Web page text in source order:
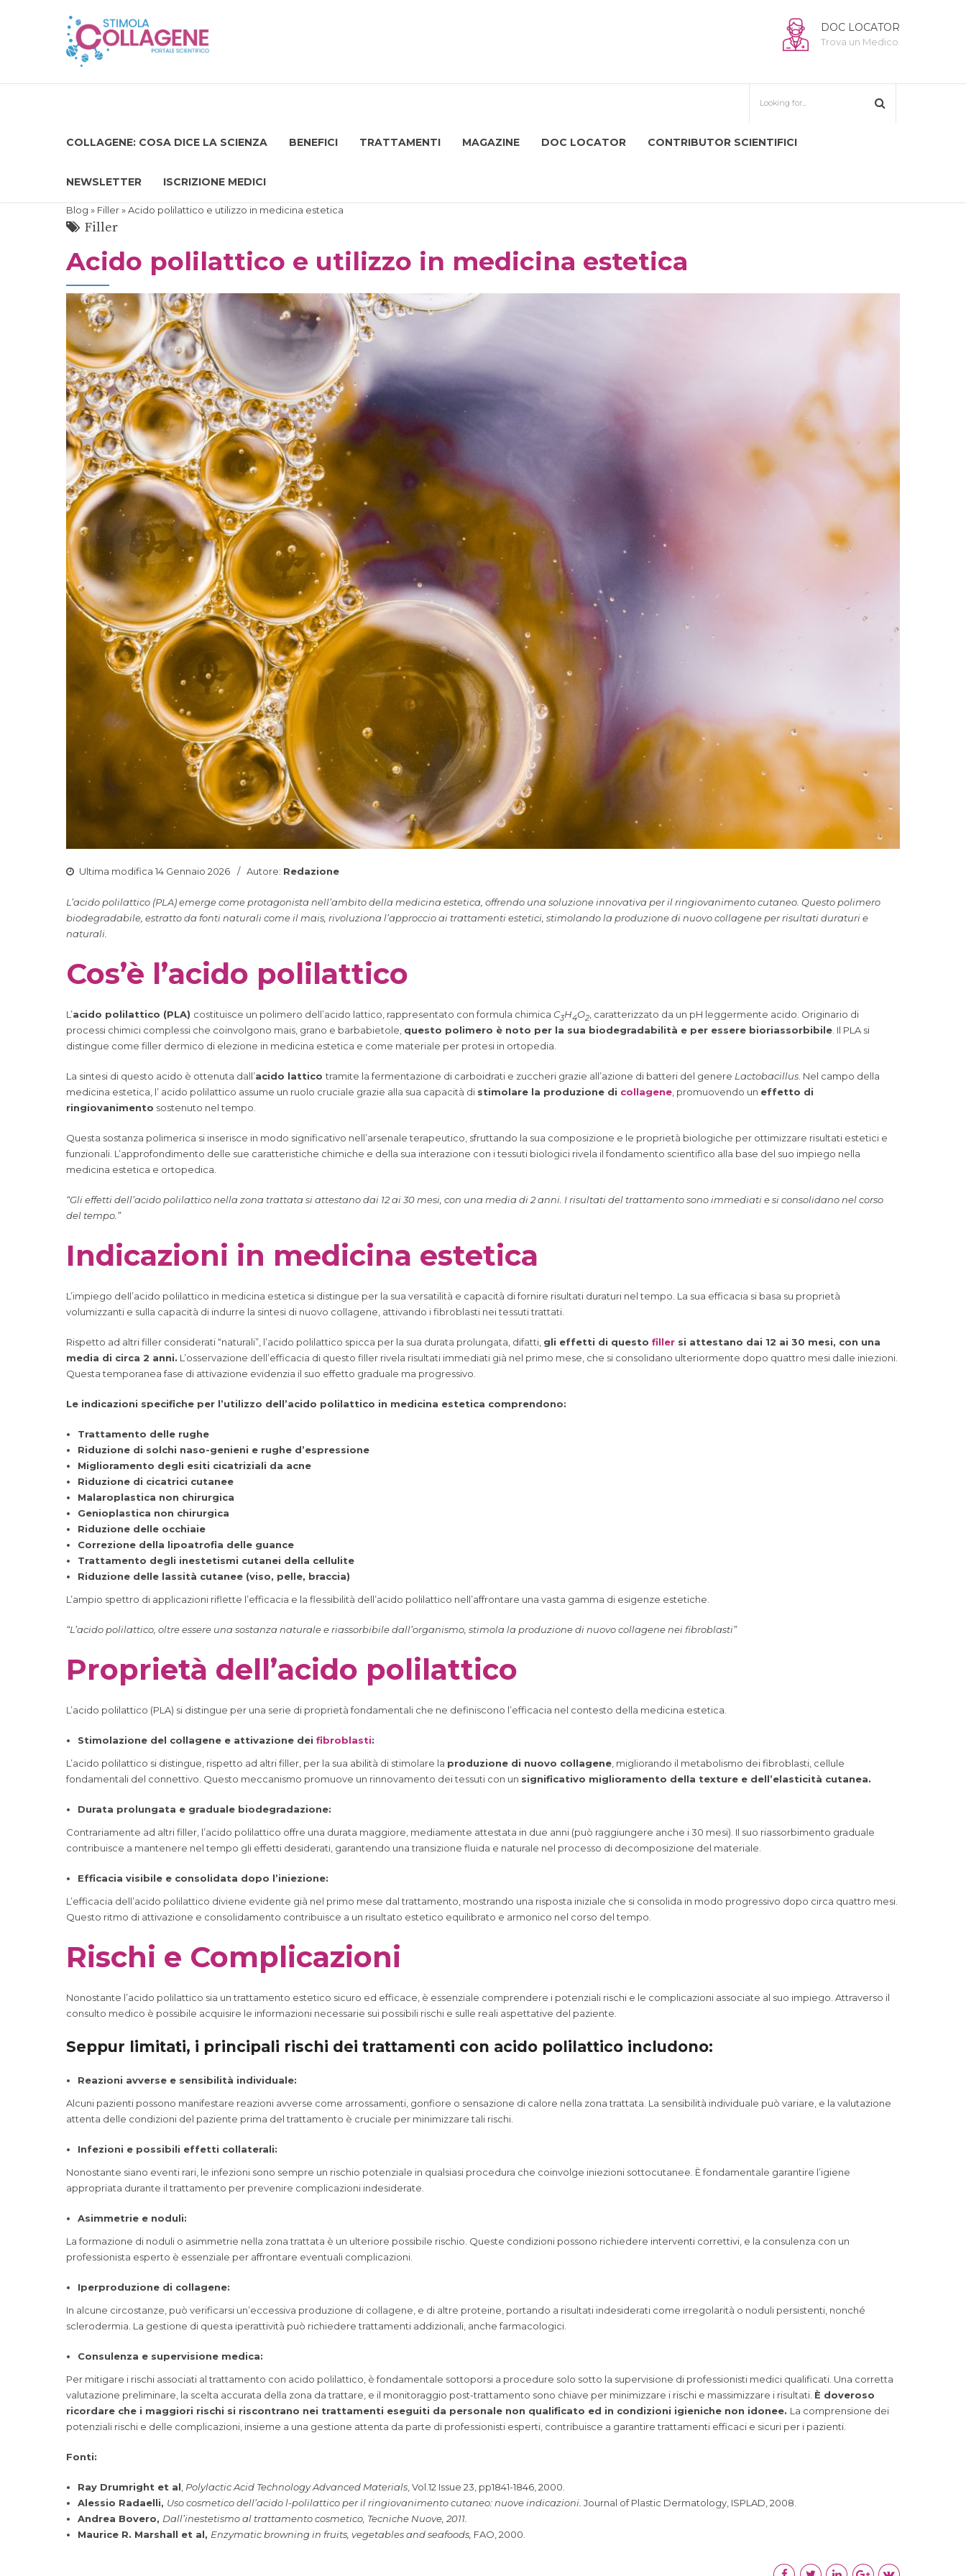
DOC LOCATOR
Trova un Medico
COLLAGENE: COSA DICE LA SCIENZA BENEFICI TRATTAMENTI MAGAZINE DOC LOCATOR CONTRIBUTOR SCIENTIFICI
NEWSLETTER ISCRIZIONE MEDICI
Blog » Filler» Acido polilattico e utilizzo in medicina estetica
Filler
Acido polilattico e utilizzo in medicina estetica
Ultima modifica 14 Gennaio 2026 Autore: Redazione
L’acido polilattico (PLA) emerge come protagonista nell’ambito della medicina estetica, offrendo una soluzione innovativa per il ringiovanimento cutaneo. Questo polimero
biodegradabile, estratto da fonti naturali come il mais, rivoluziona l’approccio ai trattamenti estetici, stimolando la produzione di nuovo collagene per risultati duraturi e
naturali.
Cos’è l’acido polilattico
L’acido polilattico (PLA) costituisce un polimero dell’acido lattico, rappresentato con formula chimica C3H4O2, caratterizzato da un pH leggermente acido. Originario di
processi chimici complessi che coinvolgono mais, grano e barbabietole, questo polimero è noto per la sua biodegradabilità e per essere bioriassorbibile. Il PLA si
distingue come filler dermico di elezione in medicina estetica e come materiale per protesi in ortopedia.
La sintesi di questo acido è ottenuta dall’acido latticotramite la fermentazione di carboidrati e zuccheri grazie all’azione di batteri del genere Lactobacillus. Nel campo della
medicina estetica, l’ acido polilattico assume un ruolo cruciale grazie alla sua capacità di stimolare la produzione di collagene, promuovendo un effetto di
ringiovanimento sostenuto nel tempo.
Questa sostanza polimerica si inserisce in modo significativo nell’arsenale terapeutico, sfruttando la sua composizione e le proprietà biologiche per ottimizzare risultati estetici e
funzionali. L’approfondimento delle sue caratteristiche chimiche e della sua interazione con i tessuti biologici rivela il fondamento scientifico alla base del suo impiego nella
medicina estetica e ortopedica.
“Gli effetti dell’acido polilattico nella zona trattata si attestano dai 12 ai 30 mesi, con una media di 2 anni. I risultati del trattamento sono immediati e si consolidano nel corso
del tempo.”
Indicazioni in medicina estetica
L’impiego dell’acido polilattico in medicina estetica si distingue per la sua versatilità e capacità di fornire risultati duraturi nel tempo. La sua efficacia si basa su proprietà
volumizzanti e sulla capacità di indurre la sintesi di nuovo collagene, attivando i fibroblasti nei tessuti trattati.
Rispetto ad altri filler considerati “naturali”, l’acido polilattico spicca per la sua durata prolungata, difatti, gli effetti di questo filler si attestano dai 12 ai 30 mesi, con una
media di circa 2 anni. L’osservazione dell’efficacia di questo filler rivela risultati immediati già nel primo mese, che si consolidano ulteriormente dopo quattro mesi dalle iniezioni.
Questa temporanea fase di attivazione evidenzia il suo effetto graduale ma progressivo.
Le indicazioni specifiche per l’utilizzo dell’acido polilattico in medicina estetica comprendono:
Trattamento delle rughe
Riduzione di solchi naso-genieni e rughe d’espressione
Miglioramento degli esiti cicatriziali da acne
Riduzione di cicatrici cutanee
Malaroplastica non chirurgica
Genioplastica non chirurgica
Riduzione delle occhiaie
Correzione della lipoatrofia delle guance
Trattamento degli inestetismi cutanei della cellulite
Riduzione delle lassità cutanee (viso, pelle, braccia)
L’ampio spettro di applicazioni riflette l’efficacia e la flessibilità dell’acido polilattico nell’affrontare una vasta gamma di esigenze estetiche.
“L’acido polilattico, oltre essere una sostanza naturale e riassorbibile dall’organismo, stimola la produzione di nuovo collagene nei fibroblasti”
Proprietà dell’acido polilattico
L’acido polilattico (PLA) si distingue per una serie di proprietà fondamentali che ne definiscono l’efficacia nel contesto della medicina estetica.
Stimolazione del collagene e attivazione dei fibroblasti:
L’acido polilattico si distingue, rispetto ad altri filler, per la sua abilità di stimolare la produzione di nuovo collagene, migliorando il metabolismo dei fibroblasti, cellule
fondamentali del connettivo. Questo meccanismo promuove un rinnovamento dei tessuti con un significativo miglioramento della texture e dell’elasticità cutanea.
Durata prolungata e graduale biodegradazione:
Contrariamente ad altri filler, l’acido polilattico offre una durata maggiore, mediamente attestata in due anni (può raggiungere anche i 30 mesi). Il suo riassorbimento graduale
contribuisce a mantenere nel tempo gli effetti desiderati, garantendo una transizione fluida e naturale nel processo di decomposizione del materiale.
Efficacia visibile e consolidata dopo l’iniezione:
L’efficacia dell’acido polilattico diviene evidente già nel primo mese dal trattamento, mostrando una risposta iniziale che si consolida in modo progressivo dopo circa quattro mesi.
Questo ritmo di attivazione e consolidamento contribuisce a un risultato estetico equilibrato e armonico nel corso del tempo.
Rischi e Complicazioni
Nonostante l’acido polilattico sia un trattamento estetico sicuro ed efficace, è essenziale comprendere i potenziali rischi e le complicazioni associate al suo impiego. Attraverso il
consulto medico è possibile acquisire le informazioni necessarie sui possibili rischi e sulle reali aspettative del paziente.
Seppur limitati, i principali rischi dei trattamenti con acido polilattico includono:
Reazioni avverse e sensibilità individuale:
Alcuni pazienti possono manifestare reazioni avverse come arrossamenti, gonfiore o sensazione di calore nella zona trattata. La sensibilità individuale può variare, e la valutazione
attenta delle condizioni del paziente prima del trattamento è cruciale per minimizzare tali rischi.
Infezioni e possibili effetti collaterali:
Nonostante siano eventi rari, le infezioni sono sempre un rischio potenziale in qualsiasi procedura che coinvolge iniezioni sottocutanee. È fondamentale garantire l’igiene
appropriata durante il trattamento per prevenire complicazioni indesiderate.
Asimmetrie e noduli:
La formazione di noduli o asimmetrie nella zona trattata è un ulteriore possibile rischio. Queste condizioni possono richiedere interventi correttivi, e la consulenza con un
professionista esperto è essenziale per affrontare eventuali complicazioni.
Iperproduzione di collagene:
In alcune circostanze, può verificarsi un’eccessiva produzione di collagene, e di altre proteine, portando a risultati indesiderati come irregolarità o noduli persistenti, nonché
sclerodermia. La gestione di questa iperattività può richiedere trattamenti addizionali, anche farmacologici.
Consulenza e supervisione medica:
Per mitigare i rischi associati al trattamento con acido polilattico, è fondamentale sottoporsi a procedure solo sotto la supervisione di professionisti medici qualificati. Una corretta
valutazione preliminare, la scelta accurata della zona da trattare, e il monitoraggio post-trattamento sono chiave per minimizzare i rischi e massimizzare i risultati. È doveroso
ricordare che i maggiori rischi si riscontrano nei trattamenti eseguiti da personale non qualificato ed in condizioni igieniche non idonee. La comprensione dei
potenziali rischi e delle complicazioni, insieme a una gestione attenta da parte di professionisti esperti, contribuisce a garantire trattamenti efficaci e sicuri per i pazienti.
Fonti:
Ray Drumright et al, Polylactic Acid Technology Advanced Materials, Vol.12 Issue 23, pp1841-1846, 2000.
Alessio Radaelli, Uso cosmetico dell’acido l-polilattico per il ringiovanimento cutaneo: nuove indicazioni. Journal of Plastic Dermatology, ISPLAD, 2008.
Andrea Bovero, Dall’inestetismo al trattamento cosmetico, Tecniche Nuove, 2011.
Maurice R. Marshall et al, Enzymatic browning in fruits, vegetables and seafoods, FAO, 2000.